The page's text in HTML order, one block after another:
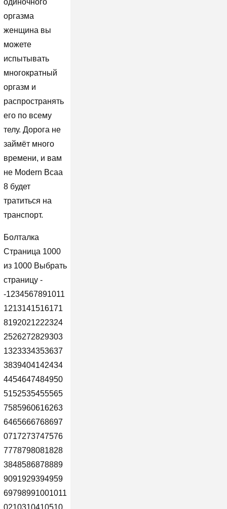
оргазма
женщина вы
можете
испытывать
многократный
оргазм и
распространять
его по всему
телу. Дорога не
займёт много
времени, и вам
не Modern Bcaa
8 будет
тратиться на
транспорт.
Болталка
Страница 1000
из 1000 Выбрать
страницу -
-1234567891011
1213141516171
8192021222324
2526272829303
1323334353637
3839404142434
4454647484950
5152535455565
7585960616263
6465666768697
0717273747576
7778798081828
3848586878889
9091929394959
69798991001011
0210310410510